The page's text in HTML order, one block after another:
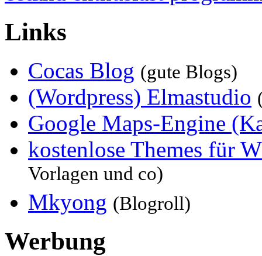
Links
Cocas Blog (gute Blogs)
(Wordpress) Elmastudio
Google Maps-Engine
kostenlose Themes für
Vorlagen und co)
Mkyong (Blogroll)
Werbung